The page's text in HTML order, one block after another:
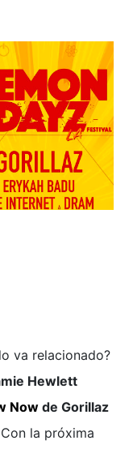
va relacionado?
Hewlett
Now de Gorillaz
Con la próxima